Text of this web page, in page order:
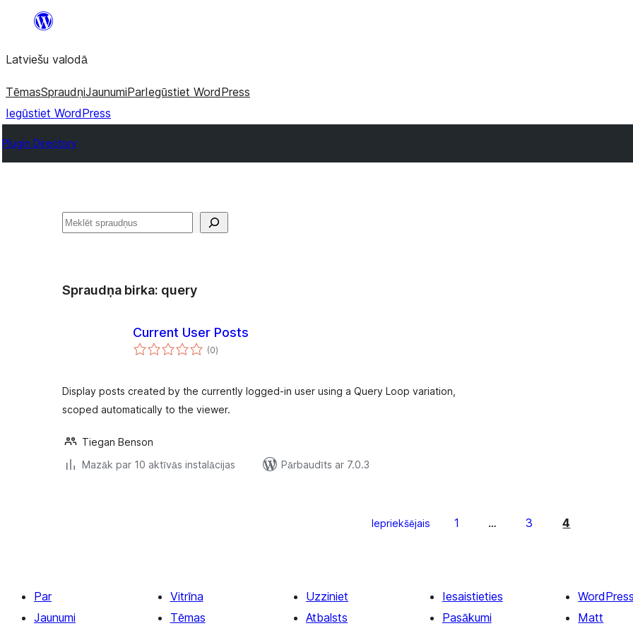
Pāriet
saturu
Latviešu valodā
TēmasSpraudņiJaunumiParIegūstiet WordPress
Iegūstiet WordPress
Plugin Directory
Meklēt
Spraudņa birka: query
Current User Posts
(0vērtējumu
kopsumma
)
Display posts created by the currently logged-in user using a Query Loop variation,
scoped automatically to the viewer.
Tiegan Benson
Mazāk par 10 aktīvās instalācijas
Pārbaudīts ar 7.0.3
Iepriekšējais 1 … 3 4
Par
Jaunumi
Vitrīna
Tēmas
Uzziniet
Atbalsts
Iesaistieties
Pasākumi
Matt